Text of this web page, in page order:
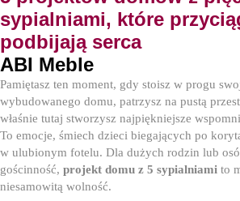
sypialniami, które
podbijają serca
ABI Meble
Pamiętasz ten moment, gdy stoisz w progu
wybudowanego domu, patrzysz na pustą
właśnie tutaj stworzysz najpiękniejsze
To emocje, śmiech dzieci biegających po
w ulubionym fotelu. Dla dużych rodzin lub
gościnność, projekt domu z 5 sypialniami to
niesamowitą wolność.